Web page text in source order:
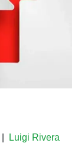
Luigi Rivera